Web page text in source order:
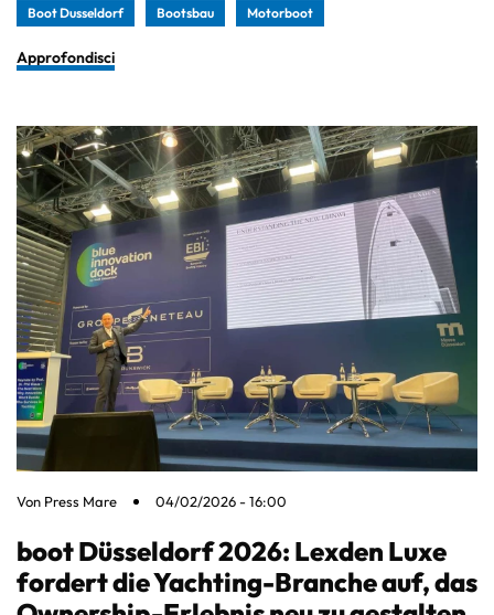
Boot Dusseldorf Bootsbau Motorboot
Approfondisci
Von Press Mare 04/02/2026 - 16:00
boot Düsseldorf 2026: Lexden Luxe
fordert die Yachting-Branche auf, das